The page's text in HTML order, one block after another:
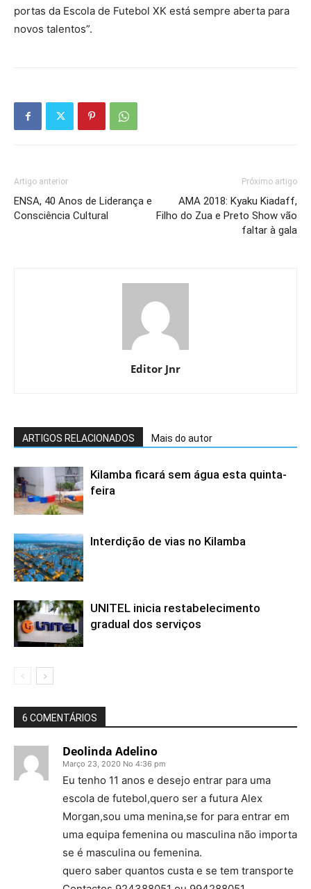
portas da Escola de Futebol XK está sempre aberta para
novos talentos”.
Artigo anterior
ENSA, 40 Anos de Liderança e
Consciência Cultural
Próximo artigo
AMA 2018: Kyaku Kiadaff,
Filho do Zua e Preto Show vão
faltar à gala
Editor Jnr
ARTIGOS RELACIONADOS Mais do autor
Kilamba ficará sem água esta quinta-
feira
Interdição de vias no Kilamba
UNITEL inicia restabelecimento
gradual dos serviços
6 COMENTÁRIOS
Deolinda Adelino
Março 23, 2020 No 4:36 pm
Eu tenho 11 anos e desejo entrar para uma
escola de futebol,quero ser a futura Alex
Morgan,sou uma menina,se for para entrar em
uma equipa femenina ou masculina não importa
se é masculina ou femenina.
quero saber quantos custa e se tem transporte